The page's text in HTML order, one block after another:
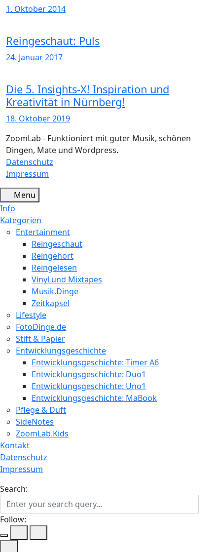
1. Oktober 2014
Reingeschaut: Puls
24. Januar 2017
Die 5. Insights-X! Inspiration und
Kreativität in Nürnberg!
18. Oktober 2019
ZoomLab - Funktioniert mit guter Musik, schönen
Dingen, Mate und Wordpress.
Datenschutz
Impressum
Menu
Info
Kategorien
Entertainment
Reingeschaut
Reingehört
Reingelesen
Vinyl und Mixtapes
Musik.Dinge
Zeitkapsel
Lifestyle
FotoDinge.de
Stift & Papier
Entwicklungsgeschichte
Entwicklungsgeschichte: Timer A6
Entwicklungsgeschichte: Duo1
Entwicklungsgeschichte: Uno1
Entwicklungsgeschichte: MaBook
Pflege & Duft
SideNotes
ZoomLab.Kids
Kontakt
Datenschutz
Impressum
Search:
Follow: